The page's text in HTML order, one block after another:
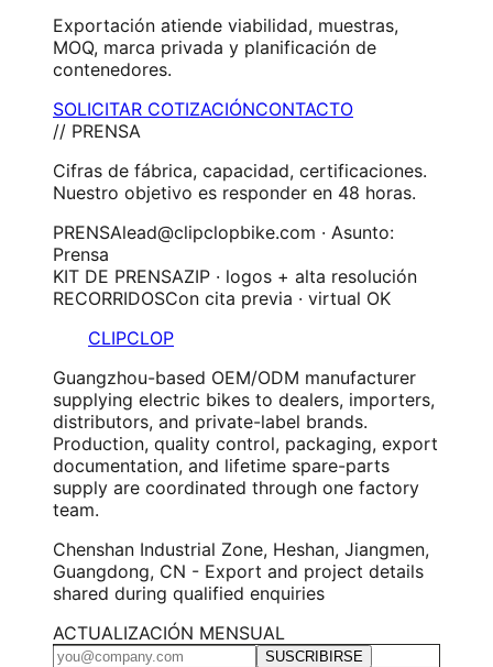
Exportación atiende viabilidad, muestras,
MOQ, marca privada y planificación de
contenedores.
SOLICITAR COTIZACIÓNCONTACTO
// PRENSA
Cifras de fábrica, capacidad, certificaciones.
Nuestro objetivo es responder en 48 horas.
PRENSAlead@clipclopbike.com · Asunto:
Prensa
KIT DE PRENSAZIP · logos + alta resolución
RECORRIDOSCon cita previa · virtual OK
CLIPCLOP
Guangzhou-based OEM/ODM manufacturer
supplying electric bikes to dealers, importers,
distributors, and private-label brands.
Production, quality control, packaging, export
documentation, and lifetime spare-parts
supply are coordinated through one factory
team.
Chenshan Industrial Zone, Heshan, Jiangmen,
Guangdong, CN - Export and project details
shared during qualified enquiries
ACTUALIZACIÓN MENSUAL
SUSCRIBIRSE